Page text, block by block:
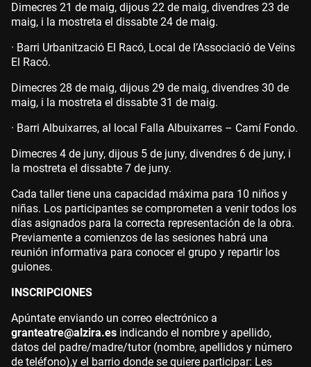
Dimecres 21 de maig, dijous 22 de maig, divendres 23 de
maig, i la mostreta el dissabte 24 de maig.
· Barri Urbanització El Racó, Local de l’Associació de Veïns
El Racó.
Dimecres 28 de maig, dijous 29 de maig, divendres 30 de
maig, i la mostreta el dissabte 31 de maig.
· Barri Albuixarres, al local Falla Albuixarres – Camí Fondo.
Dimecres 4 de juny, dijous 5 de juny, divendres 6 de juny, i
la mostreta el dissabte 7 de juny.
Cada taller tiene una capacidad máxima para 10 niños y
niñas. Los participantes se comprometen a venir todos los
días asignados para la correcta representación de la obra.
Previamente a comienzos de las sesiones habrá una
reunión informativa para conocer el grupo y repartir los
guiones.
INSCRIPCIONES
Apúntate enviando un correo electrónico a
granteatre@alzira.es indicando el nombre y apellido,
datos del padre/madre/tutor (nombre, apellidos y número
de teléfono),y el barrio donde se quiere participar: Les